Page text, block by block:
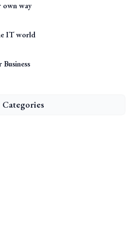
own way
IT world
Categories